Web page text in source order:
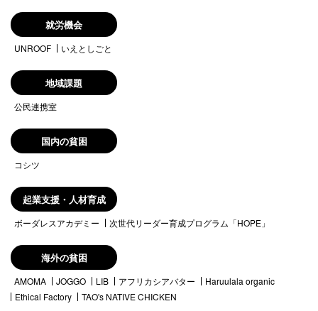
就労機会
UNROOF いえとしごと
地域課題
公民連携室
国内の貧困
コシツ
起業支援・人材育成
ボーダレスアカデミー 次世代リーダー育成プログラム「HOPE」
海外の貧困
AMOMA JOGGO LIB アフリカシアバター
Haruulala organic
Ethical Factory
TAO's NATIVE CHICKEN